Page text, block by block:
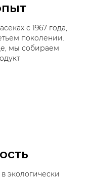
с 1967 года,
поколении.
мы собираем
экологически